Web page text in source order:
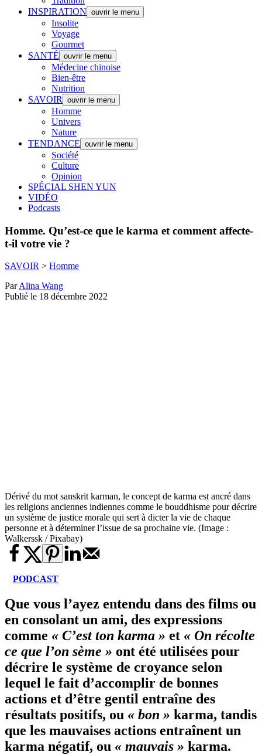
INSPIRATION ouvrir le menu
Insolite
Voyage
Gourmet
SANTÉ ouvrir le menu
Médecine chinoise
Bien-être
Nutrition
SAVOIR
ouvrir le menu
Homme
Univers
Nature
TENDANCE ouvrir le menu
Société
Culture
Opinion
SPÉCIAL SHEN YUN
VIDÉO
Podcasts
Homme. Qu’est-ce que le karma et comment affecte-
t-il votre vie ?
SAVOIR > Homme
ParAlina Wang
Publié le 18 décembre 2022
Dérivé du mot sanskrit karman, le concept de karma est ancré dans
les religions anciennes indiennes comme le bouddhisme pour décrire
un système de justice morale qui sert à dicter la vie de chaque
personne et à déterminer l’issue de sa prochaine vie. (Image :
Walkerssk / Pixabay)
PODCAST
Que vous l’ayez entendu dans des films ou
en consolant un ami, des expressions
comme « C’est ton karma » et « On récolte
ce que l’on sème » ont été utilisées pour
décrire le système de croyance selon
lequel le fait d’accomplir de bonnes
actions et d’être gentil entraîne des
résultats positifs, ou « bon » karma, tandis
que les mauvaises actions entraînent un
karma négatif, ou « mauvais » karma.